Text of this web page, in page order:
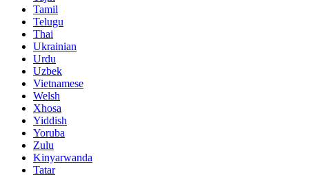
Tamil
Telugu
Thai
Ukrainian
Urdu
Uzbek
Vietnamese
Welsh
Xhosa
Yiddish
Yoruba
Zulu
Kinyarwanda
Tatar